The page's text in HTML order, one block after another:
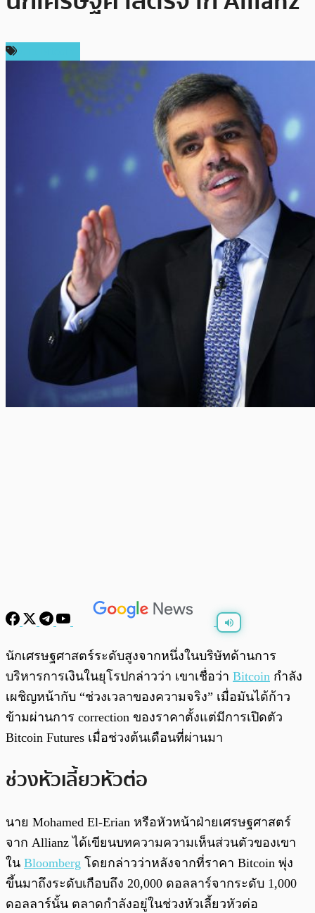
0:00
นักเศรษฐศาสตร์ระดับสูงจากหนึ่งในบริษัทด้านการ
บริหารการเงินในยุโรปกล่าวว่า เขาเชื่อว่า Bitcoin กำลัง
เผชิญหน้ากับ “ช่วงเวลาของความจริง” เมื่อมันได้ก้าว
ข้ามผ่านการ correction ของราคาตั้งแต่มีการเปิดตัว
Bitcoin Futures เมื่อช่วงต้นเดือนที่ผ่านมา
ช่วงหัวเลี้ยวหัวต่อ
นาย Mohamed El-Erian หรือหัวหน้าฝ่ายเศรษฐศาสตร์
จาก Allianz ได้เขียนบทความความเห็นส่วนตัวของเขา
ใน Bloomberg โดยกล่าวว่าหลังจากที่ราคา Bitcoin พุ่ง
ขึ้นมาถึงระดับเกือบถึง 20,000 ดอลลาร์จากระดับ 1,000
ดอลลาร์นั้น ตลาดกำลังอยู่ในช่วงหัวเลี้ยวหัวต่อ